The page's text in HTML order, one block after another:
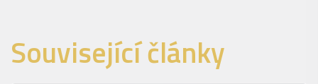
Související články